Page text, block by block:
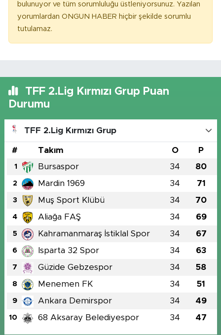
bulunuyor ve tüm sorumluluğu üstleniyorsunuz. Yazılan
yorumlardan ONGUN HABER hiçbir şekilde sorumlu
tutulamaz.
TFF 2.Lig Kırmızı Grup Puan
Durumu
TFF 2.Lig Kırmızı Grup
# Takım O P
1 Bursaspor 34 80
2 Mardin 1969 34 71
3 Muş Sport Klübü 34 70
4 Aliağa FAŞ 34 69
5 Kahramanmaraş İstiklal Spor 34 67
6 Isparta 32 Spor 34 63
7 Güzide Gebzespor 34 58
8 Menemen FK 34 51
9 Ankara Demirspor 34 49
10 68 Aksaray Belediyespor 34 47